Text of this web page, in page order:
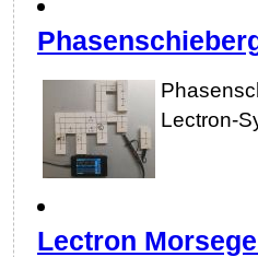
Lectron-
Lectron